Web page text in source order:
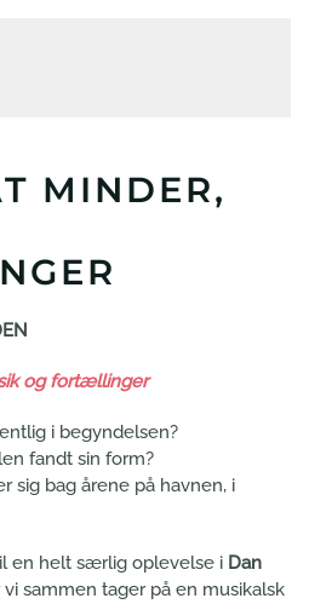
MINDER,
og fortællinger
i begyndelsen?
fandt sin form?
sig bag årene på havnen, i
en helt særlig oplevelse i Dan
vi sammen tager på en musikalsk